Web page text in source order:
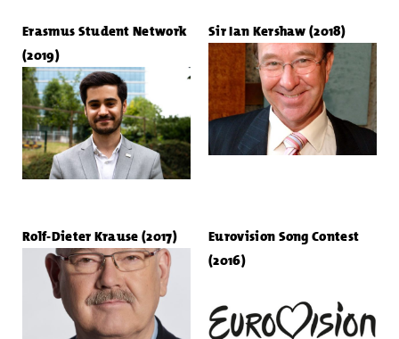
Erasmus Student Network
(2019)
Sir Ian Kershaw (2018)
Rolf-Dieter Krause (2017)
Eurovision Song Contest
(2016)